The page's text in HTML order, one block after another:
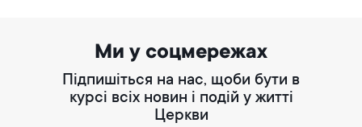
Ми у соцмережах
Підпишіться на нас, щоби бути в
курсі всіх новин і подій у житті
Церкви